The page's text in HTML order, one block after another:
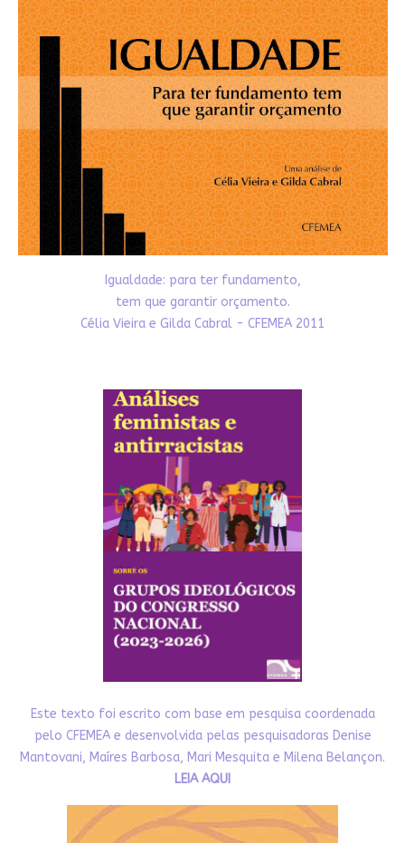
Igualdade: para ter fundamento,
tem que garantir orçamento.
Célia Vieira e Gilda Cabral - CFEMEA 2011
Este texto foi escrito com base em pesquisa coordenada
pelo CFEMEA e desenvolvida pelas pesquisadoras Denise
Mantovani, Maíres Barbosa, Mari Mesquita e Milena Belançon.
LEIA AQUI